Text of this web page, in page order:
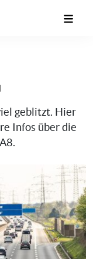
geblitzt. Hier
Infos über die